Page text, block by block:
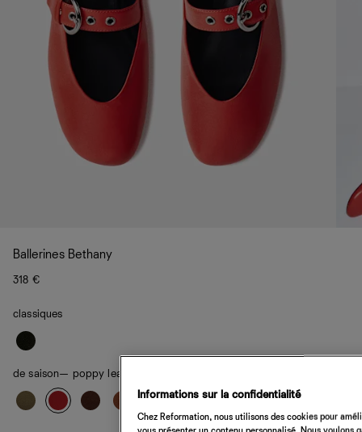
Ballerines Bethany
318 €
classiques
de saison— poppy leather
Informations sur la confidentialité
Chez Reformation, nous utilisons des cookies pour